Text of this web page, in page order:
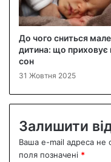
До чого сниться
дитина: що приховує
сон
31 Жовтня 2025
Залишити
Ваша e-mail адреса не
поля позначені *